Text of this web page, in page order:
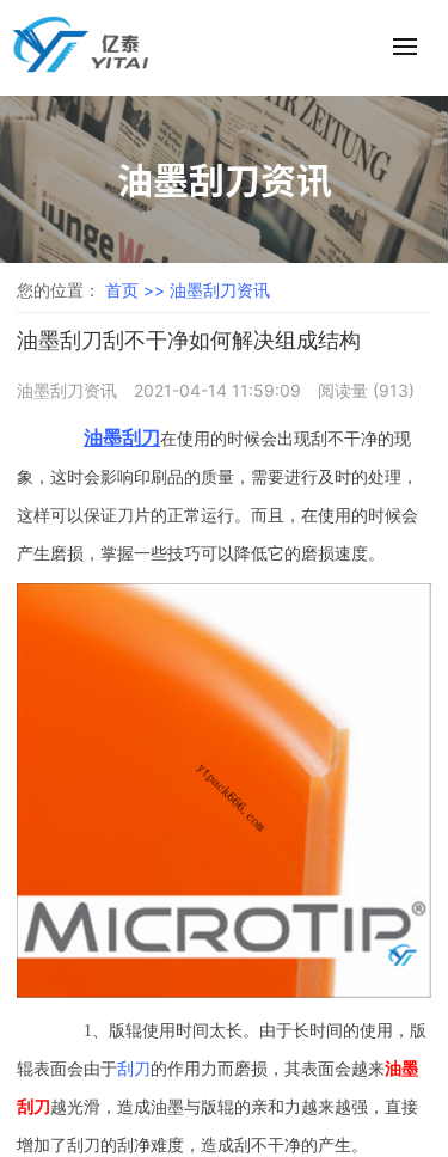
油墨刮刀资讯
您的位置： 首页 >> 油墨刮刀资讯
油墨刮刀刮不干净如何解决组成结构
油墨刮刀资讯 2021-04-14 11:59:09 阅读量 (913)
油墨刮刀在使用的时候会出现刮不干净的现
象，这时会影响印刷品的质量，需要进行及时的处理，
这样可以保证刀片的正常运行。而且，在使用的时候会
产生磨损，掌握一些技巧可以降低它的磨损速度。
1、版辊使用时间太长。由于长时间的使用，版
辊表面会由于刮刀 的作用力而磨损，其表面会越来油墨
刮刀 越光滑，造成油墨与版辊的亲和力越来越强，直接
增加了刮刀的刮净难度，造成刮不干净的产生。